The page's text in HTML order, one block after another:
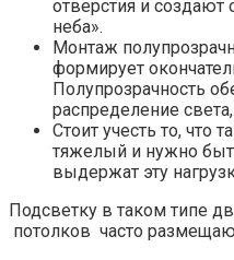
отверстия и создают
неба».
Монтаж
формирует
Полупрозрачность
распределение
Стоит учесть то, что
тяжелый и нужно
выдержат эту
Подсветку в таком типе
потолков часто